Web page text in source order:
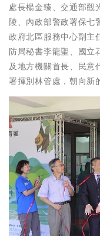
處長楊金臻、交通部觀
陵、內政部警政署保七
政府北區服務中心副主
防局秘書李龍聖、國立
及地方機關首長、民意
署揮別林管處，朝向新